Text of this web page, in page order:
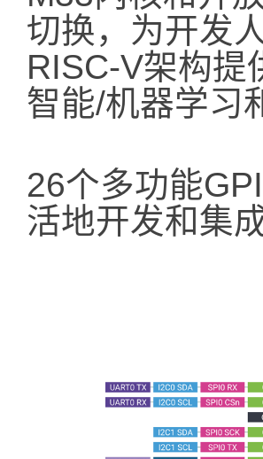
切换，为开发
RISC-V架构提
智能/机器学习
26个多功能
活地开发和集成